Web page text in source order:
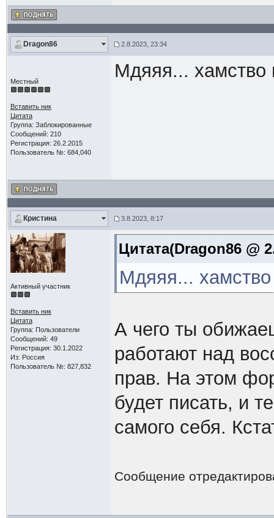
Dragon86 2.8.2023, 23:34
Местный
Вставить ник
Цитата
Группа: Заблокированные
Сообщений: 210
Регистрация: 26.2.2015
Пользователь №: 684,040
Мдяяя... хамство
Кристина 3.8.2023, 8:17
Активный участник
Вставить ник
Цитата
Группа: Пользователи
Сообщений: 49
Регистрация: 30.1.2022
Из: Россия
Пользователь №: 827,832
Цитата(Dragon86 @
Мдяяя...
А чего ты
работают над
прав. На этом
будет писать, и
самого себя.
Сообщение